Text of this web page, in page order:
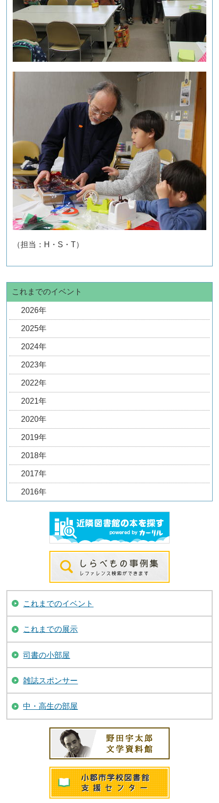
（担当：H・S・T）
これまでのイベント
2026年
2025年
2024年
2023年
2022年
2021年
2020年
2019年
2018年
2017年
2016年
これまでのイベント
これまでの展示
司書の小部屋
雑誌スポンサー
中・高生の部屋